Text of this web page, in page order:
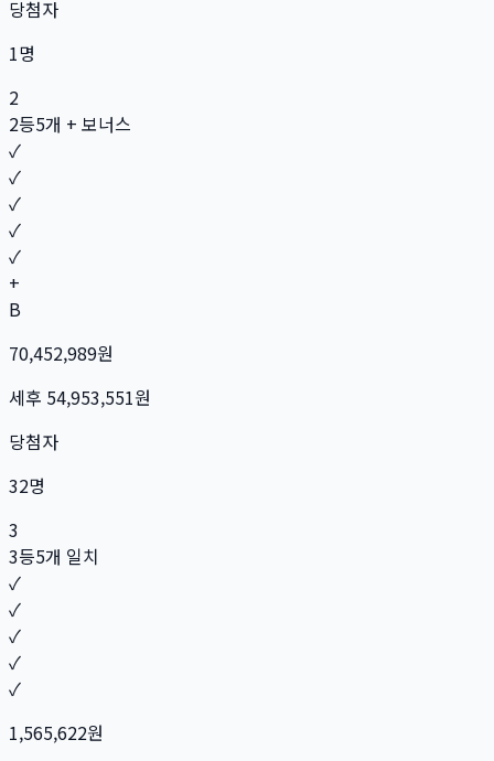
당첨자
1명
2
2등5개 + 보너스
✓
✓
✓
✓
✓
+
B
70,452,989원
세후 54,953,551원
당첨자
32명
3
3등5개 일치
✓
✓
✓
✓
✓
1,565,622원